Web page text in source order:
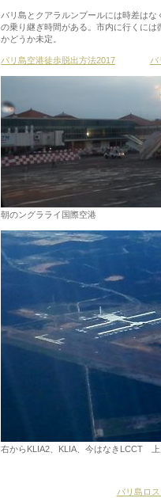
バリ島とクアラルンプールには時差は
の乗り継ぎ時間がある。市内に行くに
かどうか未定。
バリ島空港徒歩脱出方法2017 バ
朝のングラライ国際空港
右からKLIA2、KLIA、今はなきLCCT
バリ島ロ